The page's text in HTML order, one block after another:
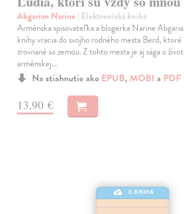
Abgarian Narine | Elektronická kniha
Arménska spisovateľka a blogerka Narine
knihy vracia do svojho rodného mesta Berd, ktoré
zrovnané so zemou. Z tohto mesta je aj sága o
arménskej…
Na stiahnutie ako EPUB, MOBI a PDF
13,90 €
E-KNIHA